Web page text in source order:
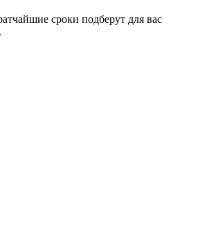
сроки подберут для вас